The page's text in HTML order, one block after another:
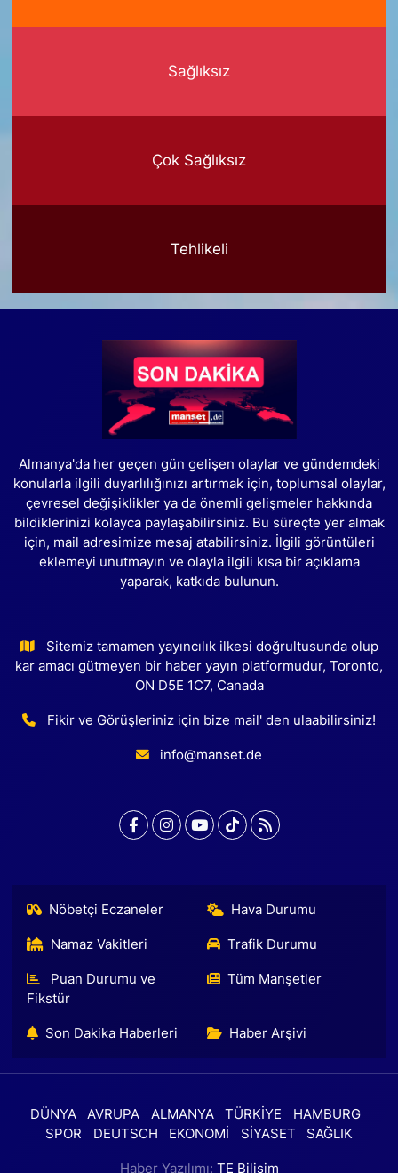
Sağlıksız
Çok Sağlıksız
Tehlikeli
Almanya'da her geçen gün gelişen olaylar ve gündemdeki
konularla ilgili duyarlılığınızı artırmak için, toplumsal olaylar,
çevresel değişiklikler ya da önemli gelişmeler hakkında
bildiklerinizi kolayca paylaşabilirsiniz. Bu süreçte yer almak
için, mail adresimize mesaj atabilirsiniz. İlgili görüntüleri
eklemeyi unutmayın ve olayla ilgili kısa bir açıklama
yaparak, katkıda bulunun.
Sitemiz tamamen yayıncılık ilkesi doğrultusunda olup
kar amacı gütmeyen bir haber yayın platformudur, Toronto,
ON D5E 1C7, Canada
Fikir ve Görüşleriniz için bize mail' den ulaabilirsiniz!
info@manset.de
Nöbetçi Eczaneler Hava Durumu
Namaz Vakitleri Trafik Durumu
Puan Durumu ve
Fikstür
Tüm Manşetler
Son Dakika Haberleri Haber Arşivi
DÜNYA AVRUPA ALMANYA TÜRKİYE
HAMBURG
SPOR
DEUTSCH EKONOMİ SİYASET SAĞLIK
Haber Yazılımı: TE Bilişim